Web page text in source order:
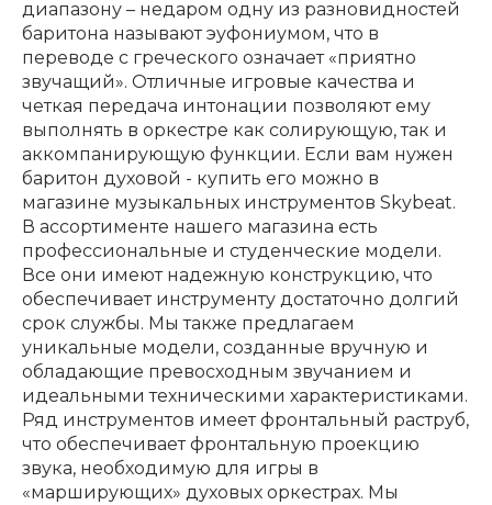
диапазону – недаром одну из разновидностей
баритона называют эуфониумом, что в
переводе с греческого означает «приятно
звучащий». Отличные игровые качества и
четкая передача интонации позволяют ему
выполнять в оркестре как солирующую, так и
аккомпанирующую функции. Если вам нужен
баритон духовой - купить его можно в
магазине музыкальных инструментов Skybeat.
В ассортименте нашего магазина есть
профессиональные и студенческие модели.
Все они имеют надежную конструкцию, что
обеспечивает инструменту достаточно долгий
срок службы. Мы также предлагаем
уникальные модели, созданные вручную и
обладающие превосходным звучанием и
идеальными техническими характеристиками.
Ряд инструментов имеет фронтальный раструб,
что обеспечивает фронтальную проекцию
звука, необходимую для игры в
«марширующих» духовых оркестрах. Мы